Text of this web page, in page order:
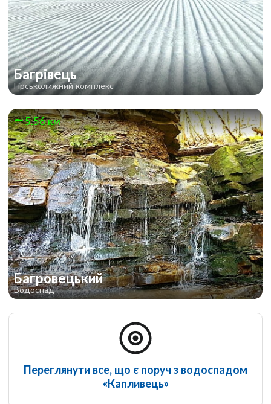
Багрівець
Гірськолижний комплекс
5.56 км
Багровецький
Водоспад
Переглянути все, що є поруч з водоспадом
«Капливець»